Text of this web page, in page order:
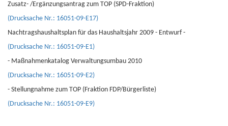
Zusatz- /Ergänzungsantrag zum TOP (SPD-Fraktion)
(Drucksache Nr.: 16051-09-E17)
Nachtragshaushaltsplan für das Haushaltsjahr 2009 - Entwurf -
(Drucksache Nr.: 16051-09-E1)
- Maßnahmenkatalog Verwaltungsumbau 2010
(Drucksache Nr.: 16051-09-E2)
- Stellungnahme zum TOP (Fraktion FDP/Bürgerliste)
(Drucksache Nr.: 16051-09-E9)